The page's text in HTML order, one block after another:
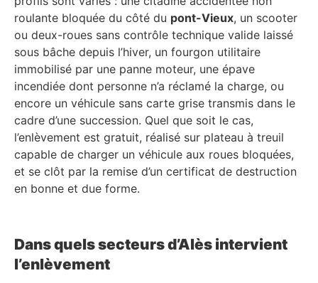
roulante bloquée du côté du pont-Vieux, un scooter
ou deux-roues sans contrôle technique valide laissé
sous bâche depuis l’hiver, un fourgon utilitaire
immobilisé par une panne moteur, une épave
incendiée dont personne n’a réclamé la charge, ou
encore un véhicule sans carte grise transmis dans le
cadre d’une succession. Quel que soit le cas,
l’enlèvement est gratuit, réalisé sur plateau à treuil
capable de charger un véhicule aux roues bloquées,
et se clôt par la remise d’un certificat de destruction
en bonne et due forme.
Dans quels secteurs d’Alès intervient
l’enlèvement